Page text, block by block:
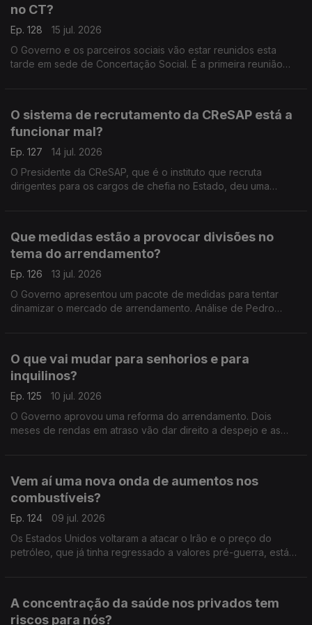
no CT?
Ep. 128
15 jul. 2026
O Governo e os parceiros sociais vão estar reunidos esta
tarde em sede de Concertação Social. É a primeira reunião
O sistema de recrutamento da CReSAP está a
funcionar mal?
Ep. 127
14 jul. 2026
O Presidente da CReSAP, que é o instituto que recruta
dirigentes para os cargos de chefia no Estado, deu uma
Que medidas estão a provocar divisões no
tema do arrendamento?
Ep. 126
13 jul. 2026
O Governo apresentou um pacote de medidas para tentar
dinamizar o mercado de arrendamento. Análise de Pedro
O que vai mudar para senhorios e para
inquilinos?
Ep. 125
10 jul. 2026
O Governo aprovou uma reforma do arrendamento. Dois
meses de rendas em atraso vão dar direito a despejo e as
Vem aí uma nova onda de aumentos nos
combustíveis?
Ep. 124
09 jul. 2026
Os Estados Unidos voltaram a atacar o Irão e o preço do
petróleo, que já tinha regressado a valores pré-guerra, está
A concentração da saúde nos privados tem
riscos para nós?